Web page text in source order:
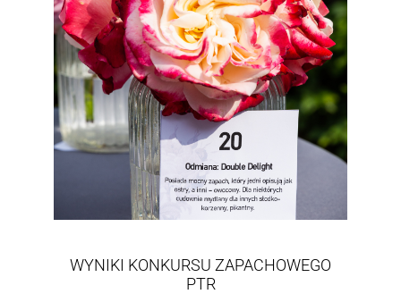
WYNIKI KONKURSU ZAPACHOWEGO
PTR